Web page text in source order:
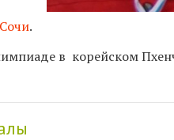
.
в корейском